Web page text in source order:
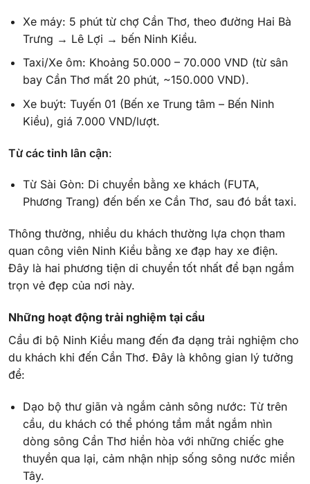
Xe máy: 5 phút từ chợ Cần Thơ, theo đường Hai Bà
Trưng → Lê Lợi → bến Ninh Kiều.
Taxi/Xe ôm: Khoảng 50.000 – 70.000 VND (từ sân
bay Cần Thơ mất 20 phút, ~150.000 VND).
Xe buýt: Tuyến 01 (Bến xe Trung tâm – Bến Ninh
Kiều), giá 7.000 VND/lượt.
Từ các tỉnh lân cận:
Từ Sài Gòn: Di chuyển bằng xe khách (FUTA,
Phương Trang) đến bến xe Cần Thơ, sau đó bắt taxi.
Thông thường, nhiều du khách thường lựa chọn tham
quan công viên Ninh Kiều bằng xe đạp hay xe điện.
Đây là hai phương tiện di chuyển tốt nhất để bạn ngắm
trọn vẻ đẹp của nơi này.
Những hoạt động trải nghiệm tại cầu
Cầu đi bộ Ninh Kiều mang đến đa dạng trải nghiệm cho
du khách khi đến Cần Thơ. Đây là không gian lý tưởng
để:
Dạo bộ thư giãn và ngắm cảnh sông nước: Từ trên
cầu, du khách có thể phóng tầm mắt ngắm nhìn
dòng sông Cần Thơ hiền hòa với những chiếc ghe
thuyền qua lại, cảm nhận nhịp sống sông nước miền
Tây.